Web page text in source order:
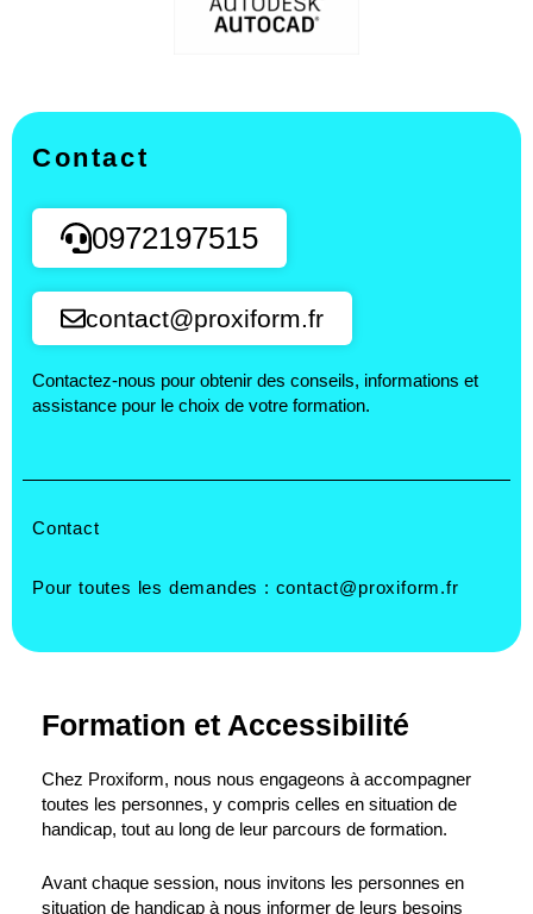
Contact
0972197515
contact@proxiform.fr
Contactez-nous pour obtenir des conseils, informations et
assistance pour le choix de votre formation.
Contact
Pour toutes les demandes : contact@proxiform.fr
Formation et Accessibilité
Chez Proxiform, nous nous engageons à accompagner
toutes les personnes, y compris celles en situation de
handicap, tout au long de leur parcours de formation.
Avant chaque session, nous invitons les personnes en
situation de handicap à nous informer de leurs besoins